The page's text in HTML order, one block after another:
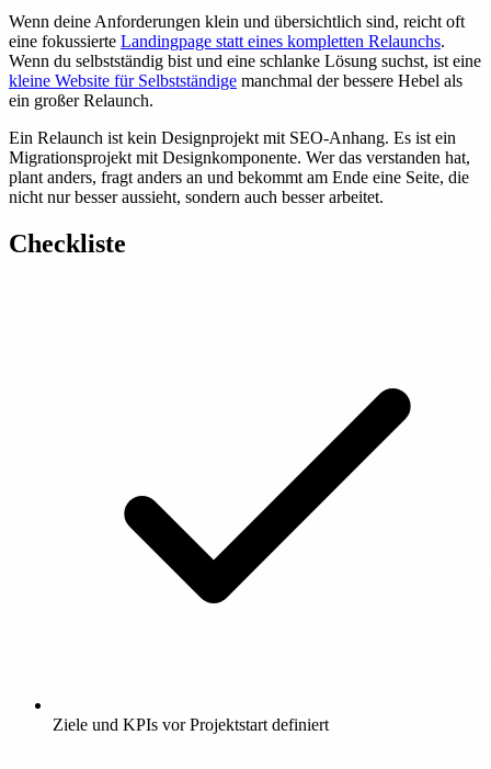
Wenn deine Anforderungen klein und übersichtlich sind, reicht oft
eine fokussierte Landingpage statt eines kompletten Relaunchs.
Wenn du selbstständig bist und eine schlanke Lösung suchst, ist eine
kleine Website für Selbstständige manchmal der bessere Hebel als
ein großer Relaunch.
Ein Relaunch ist kein Designprojekt mit SEO-Anhang. Es ist ein
Migrationsprojekt mit Designkomponente. Wer das verstanden hat,
plant anders, fragt anders an und bekommt am Ende eine Seite, die
nicht nur besser aussieht, sondern auch besser arbeitet.
Checkliste
Ziele und KPIs vor Projektstart definiert